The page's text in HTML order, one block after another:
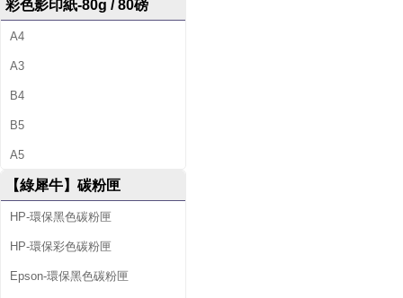
彩色影印紙-80g / 80磅
A4
A3
B4
B5
A5
【綠犀牛】碳粉匣
HP-環保黑色碳粉匣
HP-環保彩色碳粉匣
Epson-環保黑色碳粉匣